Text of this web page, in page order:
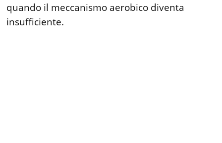
quando il meccanismo aerobico diventa
insufficiente.